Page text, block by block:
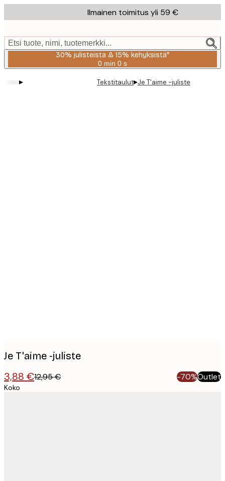
to
content.
Ilmainen toimitus yli 59 €
Etsi tuote, nimi, tuotemerkki...
30% julisteista & 15% kehyksistä*
0 min 0 s
Voimassa
2026-
▸ Tekstitaulut▸Je T'aime -juliste
Je T'aime -juliste
3,88 €12,95 € -70%Outlet
Koko